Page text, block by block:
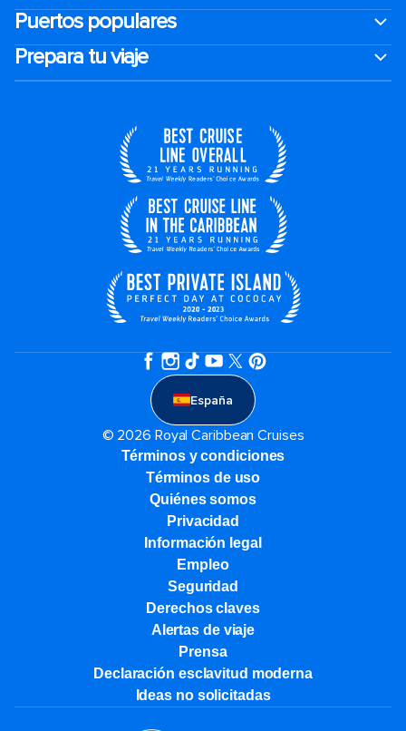
Puertos populares
Prepara tu viaje
España
© 2026 Royal Caribbean Cruises
Términos y condiciones
Términos de uso
Quiénes somos
Privacidad
Información legal
Empleo
Seguridad
Derechos claves
Alertas de viaje
Prensa
Declaración esclavitud moderna
Ideas no solicitadas